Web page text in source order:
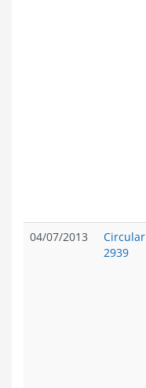
04/07/2013
Circular
2939